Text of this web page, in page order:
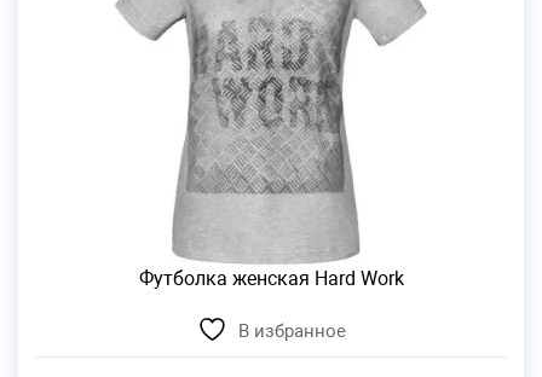
Футболка женская Hard Work
В избранное